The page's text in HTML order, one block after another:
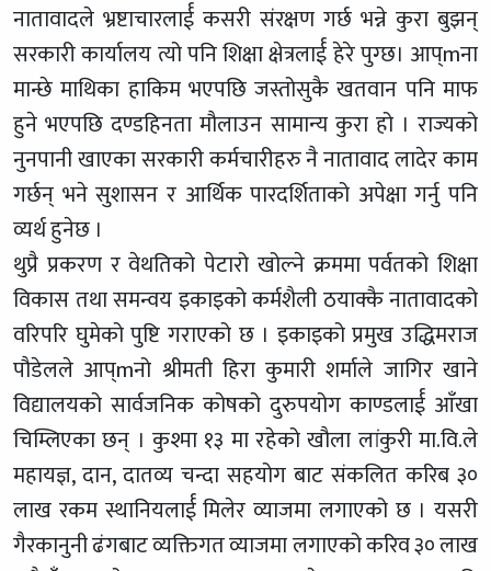
नातावादले भ्रष्टाचारलार्ई कसरी संरक्षण गर्छ भन्ने कुरा बुझन्
सरकारी कार्यालय त्यो पनि शिक्षा क्षेत्रलार्ई हेरे पुग्छ। आप्mना
मान्छे माथिका हाकिम भएपछि जस्तोसुकै खतवान पनि माफ
हुने भएपछि दण्डहिनता मौलाउन सामान्य कुरा हो । राज्यको
नुनपानी खाएका सरकारी कर्मचारीहरु नै नातावाद लादेर काम
गर्छन् भने सुशासन र आर्थिक पारदर्शिताको अपेक्षा गर्नु पनि
व्यर्थ हुनेछ ।
थुप्रै प्रकरण र वेथतिको पेटारो खोल्ने क्रममा पर्वतको शिक्षा
विकास तथा समन्वय इकाइको कर्मशैली ठयाक्कै नातावादको
वरिपरि घुमेको पुष्टि गराएको छ । इकाइको प्रमुख उद्धिमराज
पौडेलले आप्mनो श्रीमती हिरा कुमारी शर्माले जागिर खाने
विद्यालयको सार्वजनिक कोषको दुरुपयोग काण्डलार्ई आँखा
चिम्लिएका छन् । कुश्मा १३ मा रहेको खौला लांकुरी मा.वि.ले
महायज्ञ, दान, दातव्य चन्दा सहयोग बाट संकलित करिब ३०
लाख रकम स्थानियलार्ई मिलेर व्याजमा लगाएको छ । यसरी
गैरकानुनी ढंगबाट व्यक्तिगत व्याजमा लगाएको करिव ३० लाख